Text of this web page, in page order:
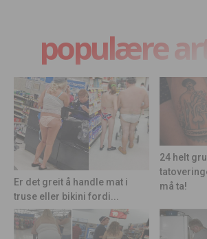
populære
Er det greit å handle mat i
truse eller bikini fordi...
24 helt
må ta!